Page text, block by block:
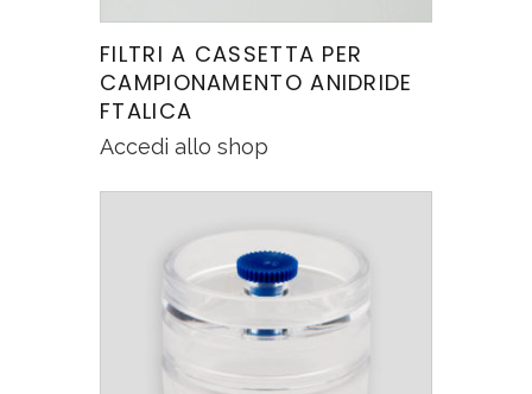
FILTRI A CASSETTA PER
CAMPIONAMENTO ANIDRIDE
FTALICA
Accedi allo shop